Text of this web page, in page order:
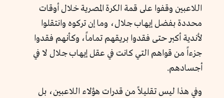
اللاعبين وقفوا على قمة الكرة المصرية خلال أوقات
محددة بفضل إيهاب جلال، وما إن تركوه وانتقلوا
لأندية أكبر حتى فقدوا بريقهم تماماً، وكأنهم فقدوا
جزءاً من قواهم التي كانت في عقل إيهاب جلال لا في
أجسادهم.
وفي هذا ليس تقليلاً من قدرات هؤلاء اللاعبين، بل